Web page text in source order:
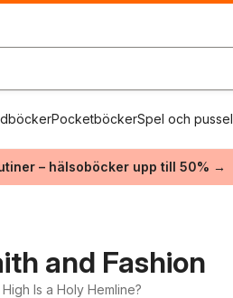
PocketböckerSpel och pussel
– hälsoböcker upp till 50% →
and Fashion
Is a Holy Hemline?